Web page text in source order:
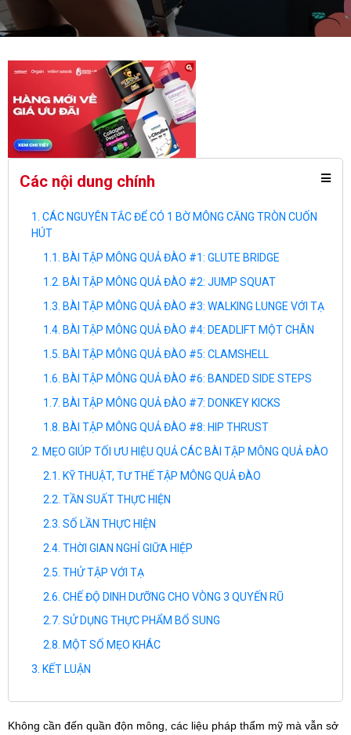
Các nội dung chính
CÁC NGUYÊN TẮC ĐỂ CÓ 1 BỜ MÔNG CĂNG TRÒN CUỐN
HÚT
BÀI TẬP MÔNG QUẢ ĐÀO #1: GLUTE BRIDGE
BÀI TẬP MÔNG QUẢ ĐÀO #2: JUMP SQUAT
BÀI TẬP MÔNG QUẢ ĐÀO #3: WALKING LUNGE VỚI TẠ
BÀI TẬP MÔNG QUẢ ĐÀO #4: DEADLIFT MỘT CHÂN
BÀI TẬP MÔNG QUẢ ĐÀO #5: CLAMSHELL
BÀI TẬP MÔNG QUẢ ĐÀO #6: BANDED SIDE STEPS
BÀI TẬP MÔNG QUẢ ĐÀO #7: DONKEY KICKS
BÀI TẬP MÔNG QUẢ ĐÀO #8: HIP THRUST
MẸO GIÚP TỐI ƯU HIỆU QUẢ CÁC BÀI TẬP MÔNG QUẢ ĐÀO
KỸ THUẬT, TƯ THẾ TẬP MÔNG QUẢ ĐÀO
TẦN SUẤT THỰC HIỆN
SỐ LẦN THỰC HIỆN
THỜI GIAN NGHỈ GIỮA HIỆP
THỬ TẬP VỚI TẠ
CHẾ ĐỘ DINH DƯỠNG CHO VÒNG 3 QUYẾN RŨ
SỬ DỤNG THỰC PHẨM BỔ SUNG
MỘT SỐ MẸO KHÁC
KẾT LUẬN
Không cần đến quần độn mông, các liệu pháp thẩm mỹ mà vẫn sở